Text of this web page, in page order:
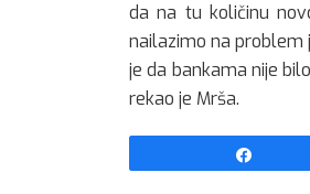
da na tu količinu
nailazimo na problem
je da bankama nije
rekao je Mrša.